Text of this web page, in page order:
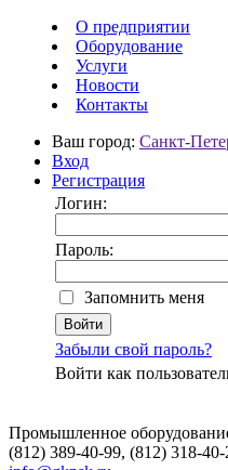
О предприятии
Оборудование
Услуги
Новости
Контакты
Ваш город: Санкт-
Вход
Регистрация
Логин:
Пароль:
Запомнить меня
Забыли свой пароль?
Войти как
Промышленное
(812) 389-40-99, (812) 318-